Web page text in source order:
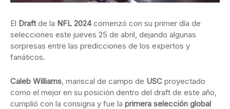
El Draftde la NFL 2024comenzó con su primer día de
selecciones este jueves 25 de abril, dejando algunas
sorpresas entre las predicciones de los expertos y
fanáticos.
Caleb Williams , mariscal de campo de USC proyectado
como el mejor en su posición dentro del draft de este año,
cumplió con la consigna y fue la primera selección global